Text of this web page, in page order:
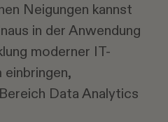
Neigungen kannst
in der Anwendung
moderner IT-
einbringen,
Data Analytics